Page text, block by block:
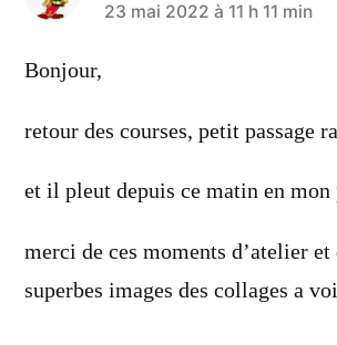
23 mai 2022 à 11 h 11 min
Bonjour,
retour des courses, petit passage
et il pleut depuis ce matin en mon
merci de ces moments d’atelier
superbes images des collages a